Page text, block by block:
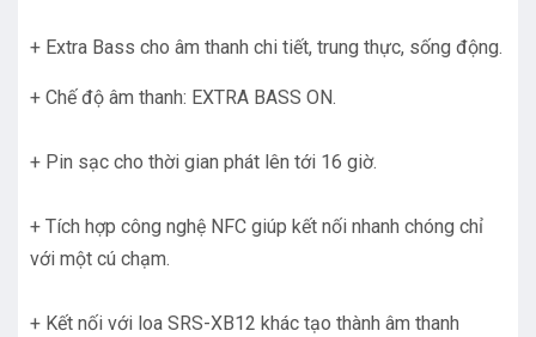
+ Extra Bass cho âm thanh chi tiết, trung thực, sống động.
+ Chế độ âm thanh: EXTRA BASS ON.
+ Pin sạc cho thời gian phát lên tới 16 giờ.
+ Tích hợp công nghệ NFC giúp kết nối nhanh chóng chỉ
với một cú chạm.
+ Kết nối với loa SRS-XB12 khác tạo thành âm thanh